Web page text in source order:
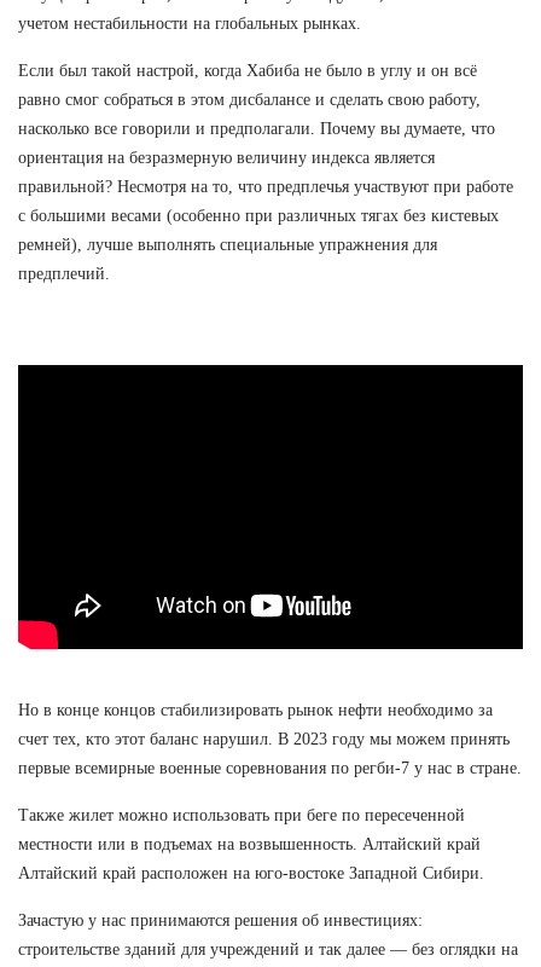
учетом нестабильности на глобальных рынках.
Если был такой настрой, когда Хабиба не было в углу и он всё
равно смог собраться в этом дисбалансе и сделать свою работу,
насколько все говорили и предполагали. Почему вы думаете, что
ориентация на безразмерную величину индекса является
правильной? Несмотря на то, что предплечья участвуют при работе
с большими весами (особенно при различных тягах без кистевых
ремней), лучше выполнять специальные упражнения для
предплечий.
Но в конце концов стабилизировать рынок нефти необходимо за
счет тех, кто этот баланс нарушил. В 2023 году мы можем принять
первые всемирные военные соревнования по регби-7 у нас в стране.
Также жилет можно использовать при беге по пересеченной
местности или в подъемах на возвышенность. Алтайский край
Алтайский край расположен на юго-востоке Западной Сибири.
Зачастую у нас принимаются решения об инвестициях:
строительстве зданий для учреждений и так далее — без оглядки на